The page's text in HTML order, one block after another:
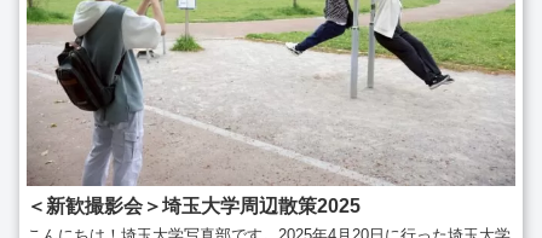
＜新歓撮影会＞埼玉大学周辺散策2025